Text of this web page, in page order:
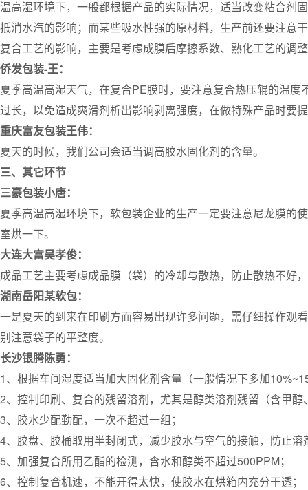
温高湿环境下，一般都根据产品的实际情况，适当改变粘合剂
抵消水汽的影响；而某些吸水性强的原材料，生产前还要注意
复合工艺的影响，主要是考虑成膜后摩擦系数、熟化工艺的调
侨发包装-王：
夏季高温高湿天气，在复合PE膜时，要注意复合热压辊的温
过长，以免造成爽滑剂析出影响剥离强度，在做特殊产品时要
重庆富友包装王伟：
夏天的时候，我们公司会适当调高胶水固化剂的含量。
三、其它环节
三豪包装小唐：
夏季高温高湿环境下，软包装企业的生产一定要注意尼龙膜的
室烘一下。
大连大富吴孝俊：
成品工艺主要考虑成品膜（袋）的冷却与散热，防止散热不好
湖南岳阳某软包：
一是夏天的到来在印刷方面容易出现许多问题，需仔细操作观
别注意袋子的平整度。
长沙银腾陈勇：
1、根据车间湿度适当加大固化剂含量（一般情况下多加
2、控制印刷、复合的残留溶剂，尤其是醇类溶剂残留（含甲
3、胶水少配勤配，一次不超过一组；
4、胶盘、胶桶取用半封闭式，减少胶水与空气的接触，防止
5、加强复合所用乙酯的检测，含水和醇类不超过500PPM；
6、控制复合机速，不能开得太快，使胶水在烘箱内充分干透；